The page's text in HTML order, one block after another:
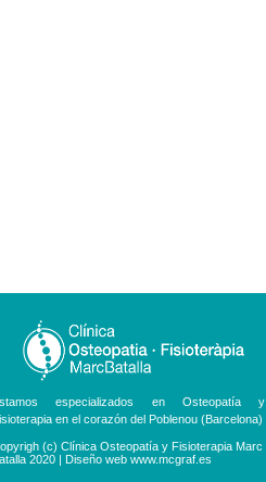
especializados en Osteopatía y
en el corazón del Poblenou (Barcelona)
(c) Clínica Osteopatía y Fisioterapia Marc
2020 | Diseño web www.mcgraf.es